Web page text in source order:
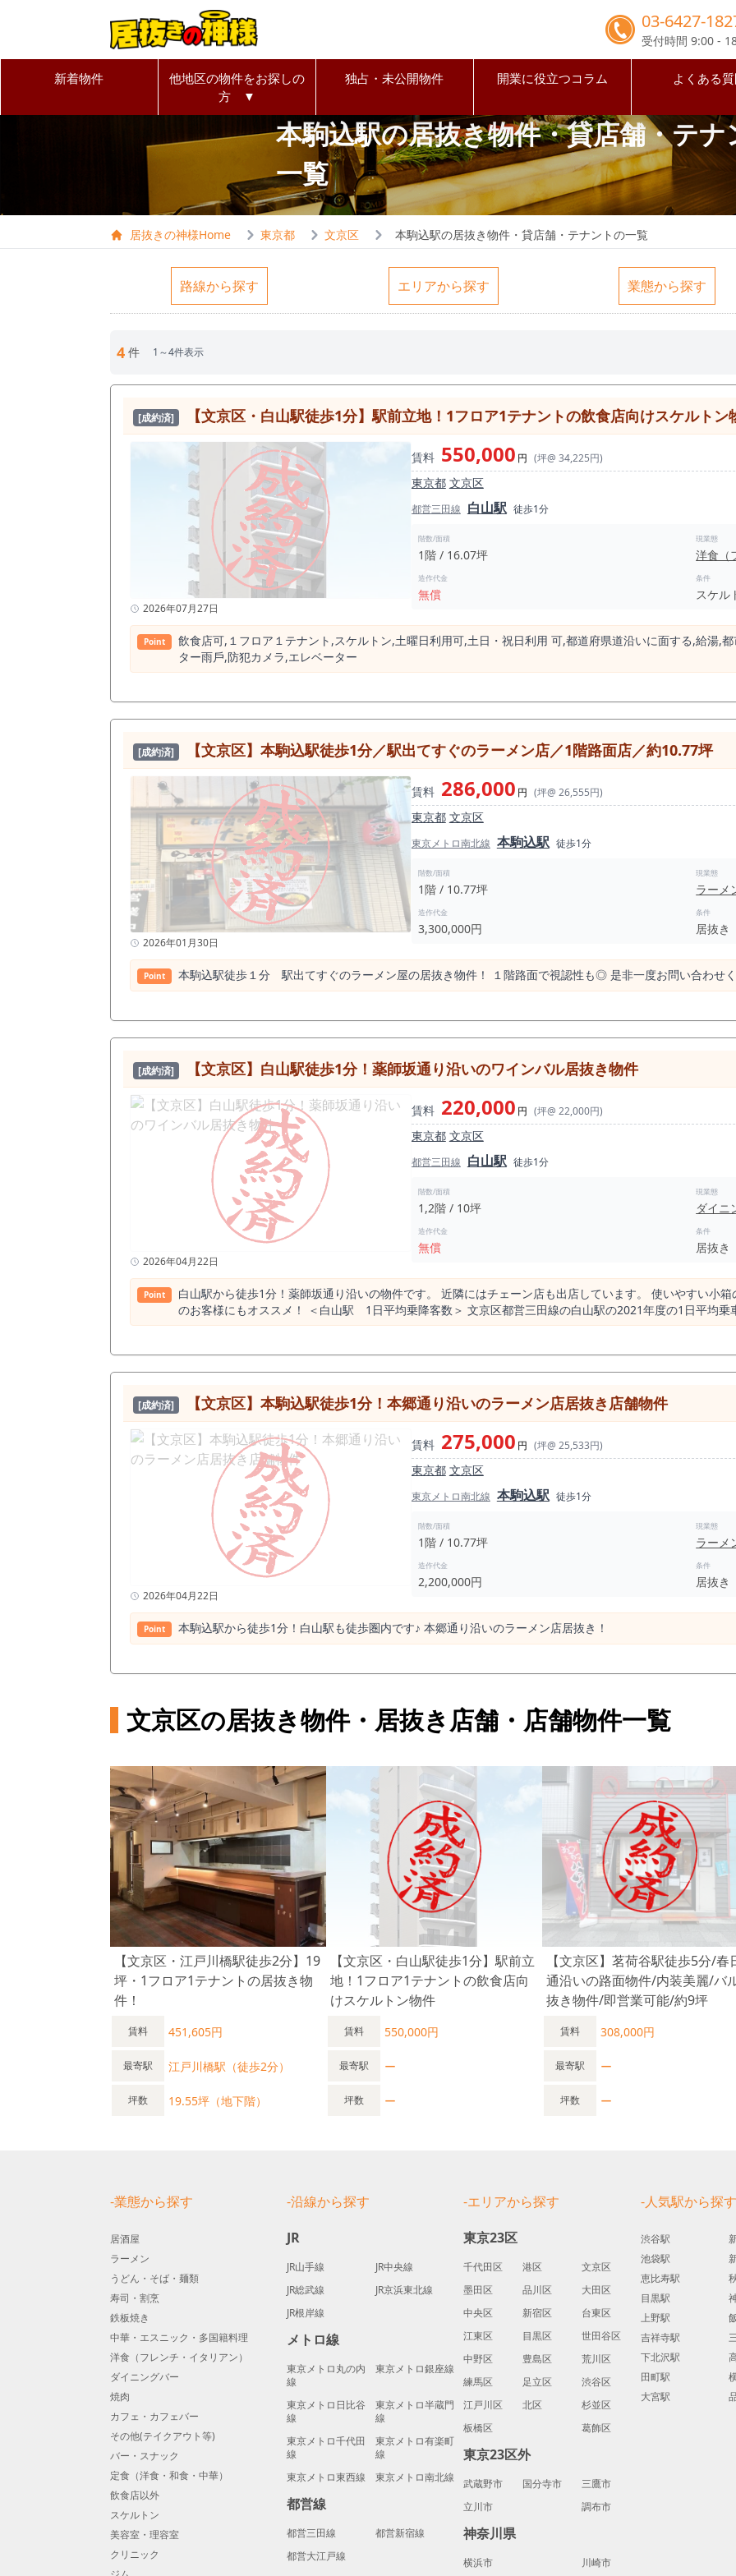
03-6427-
受付時間 9:00 -
新着物件
他地区の物件をお探しの
方 ▼
独占・未公開物件 開業に役立つコラム よくある
本駒込駅の居抜き物件・貸店舗・テナ
一覧
居抜きの神様Home 東京都 文京区 本駒込駅の居抜き物件・貸店舗・テナントの一覧
路線から探す エリアから探す 業態から探す
4 件 1～4件表示
[成約済] 【文京区・白山駅徒歩1分】駅前立地！1フロア1テナントの飲食店向けスケルトン
2026年07月27日
賃料 550,000 円 (坪@ 34,225円)
東京都 文京区
都営三田線 白山駅 徒歩1分
階数/面積
1階 / 16.07坪
現業態
洋食（
造作代金
無償
条件
スケル
Point
飲⾷店可,１フロア１テナント,スケルトン,⼟曜⽇利⽤可,⼟⽇・祝⽇利⽤ 可,都道府県道沿いに⾯する,給湯,
ター⾬⼾,防犯カメラ,エレベーター
[成約済] 【文京区】本駒込駅徒歩1分／駅出てすぐのラーメン店／1階路面店／約10.77坪
2026年01月30日
賃料 286,000 円 (坪@ 26,555円)
東京都 文京区
東京メトロ南北線 本駒込駅 徒歩1分
階数/面積
1階 / 10.77坪
現業態
ラーメ
造作代金
3,300,000円
条件
居抜き
Point 本駒込駅徒歩１分 駅出てすぐのラーメン屋の居抜き物件！ １階路面で視認性も◎ 是非一度お問い合わせ
[成約済] 【文京区】白山駅徒歩1分！薬師坂通り沿いのワインバル居抜き物件
2026年04月22日
賃料 220,000 円 (坪@ 22,000円)
東京都 文京区
都営三田線 白山駅 徒歩1分
階数/面積
1,2階 / 10坪
現業態
ダイニ
造作代金
無償
条件
居抜き
Point
白山駅から徒歩1分！薬師坂通り沿いの物件です。 近隣にはチェーン店も出店しています。 使いやすい小
のお客様にもオススメ！ ＜白山駅 1日平均乗降客数＞ 文京区都営三田線の白山駅の2021年度の1日平均乗車人員は14,666人 ＜白山駅周辺の飲食店数:
245店（食べログ調べ）＞ カフェの件数比率が周辺エリアに比べて突出して高いです。 また、居酒屋が通
43店 洋食・西洋料理 32店 居酒屋 27店 バー 19店 スイーツ店 19店 中華料理 16店 パン・サンドイッチ 16店 ラーメン店 13店 ア
ジアエスニック 13店 カレー 8店 焼肉ホルモン 7店 ＜白山スポット＞ 白山神社 小石川植物園 八百屋のお七墓 旧東京医学校本館 本念寺 大田南畝の墓 美
幾女墓（念速寺） 東洋大学 井上円了記念博物館 皇典講究所跡 東京大神宮 白山駅の店舗賃料相場情報（直近1年間） 平均坪単価 20,594円 最も高い
坪単価 34,435円 最低坪単価 8,000円 一番多い階 地上１階 白山駅の平均賃料相場年別推移（2021年〜2024年） 平均坪単価 2024年 19,349円 2023
年 20,171円 2022年 20,653円 2021年 18,408円
[成約済] 【文京区】本駒込駅徒歩1分！本郷通り沿いのラーメン店居抜き店舗物件
2026年04月22日
賃料 275,000 円 (坪@ 25,533円)
東京都 文京区
東京メトロ南北線 本駒込駅 徒歩1分
階数/面積
1階 / 10.77坪
現業態
ラーメ
造作代金
2,200,000円
条件
居抜き
Point 本駒込駅から徒歩1分！白山駅も徒歩圏内です♪ 本郷通り沿いのラーメン店居抜き！
文京区の居抜き物件・居抜き店舗・店舗物件一覧
【文京区・江戸川橋駅徒歩2分】19
坪・1フロア1テナントの居抜き物
件！
賃料 451,605円
最寄駅 江戸川橋駅（徒歩2分）
坪数 19.55坪（地下階）
【文京区・白山駅徒歩1分】駅前立
地！1フロア1テナントの飲食店向
けスケルトン物件
賃料 550,000円
最寄駅 ー
坪数 ー
【文京区】茗荷谷駅徒歩5分/春
通沿いの路面物件/内装美麗/バ
抜き物件/即営業可能/約9坪
賃料 308,000円
最寄駅 ー
坪数 ー
-業態から探す
居酒屋
ラーメン
うどん・そば・麺類
寿司・割烹
鉄板焼き
中華・エスニック・多国籍料理
洋食（フレンチ・イタリアン）
ダイニングバー
焼肉
カフェ・カフェバー
その他(テイクアウト等)
バー・スナック
定食（洋食・和食・中華）
飲食店以外
スケルトン
美容室・理容室
クリニック
-沿線から探す
JR
JR山手線
JR中央線
JR総武線
JR京浜東北線
JR根岸線
メトロ線
東京メトロ丸の内
線
東京メトロ銀座線
東京メトロ日比谷
線
東京メトロ半蔵門
線
東京メトロ千代田
線
東京メトロ有楽町
線
東京メトロ東西線
東京メトロ南北線
都営線
都営三田線
都営新宿線
都営大江戸線
-エリアから探す
東京23区
千代田区 港区
文京区
墨田区
品川区
大田区
中央区
新宿区
台東区
江東区
目黒区
世田谷区
中野区
豊島区
荒川区
練馬区
足立区
渋谷区
江戸川区
北区
杉並区
板橋区
葛飾区
東京23区外
武蔵野市 国分寺市
三鷹市
立川市
調布市
神奈川県
横浜市 川崎市
-人気駅から探す
渋谷駅
池袋駅
恵比寿駅
目黒駅
上野駅
吉祥寺駅
下北沢駅
田町駅
大宮駅